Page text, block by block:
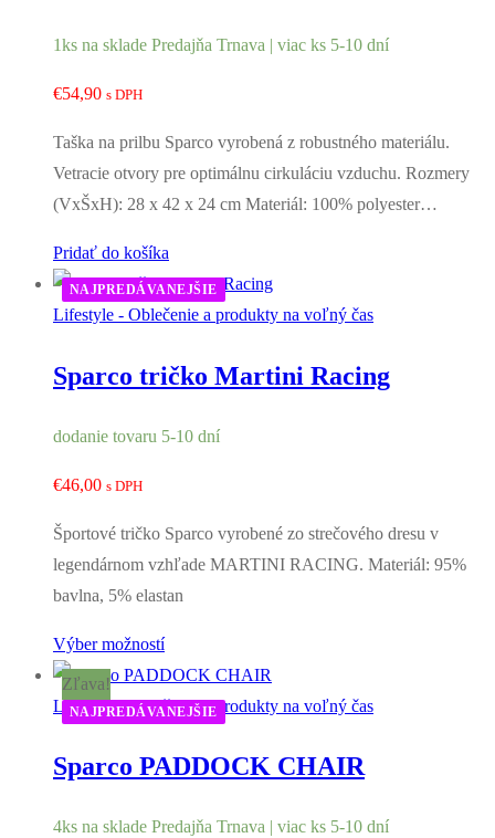
1ks na sklade Predajňa Trnava | viac ks 5-10 dní
€54,90 s DPH
Taška na prilbu Sparco vyrobená z robustného materiálu.
Vetracie otvory pre optimálnu cirkuláciu vzduchu. Rozmery
(VxŠxH): 28 x 42 x 24 cm Materiál: 100% polyester…
Pridať do košíka
Lifestyle - Oblečenie a produkty na voľný čas
NAJPREDÁVANEJŠIE
Sparco tričko Martini Racing
dodanie tovaru 5-10 dní
€46,00 s DPH
Športové tričko Sparco vyrobené zo strečového dresu v
legendárnom vzhľade MARTINI RACING. Materiál: 95%
bavlna, 5% elastan
Výber možností
Lifestyle - Oblečenie a produkty na voľný čas
Zľava!
NAJPREDÁVANEJŠIE
Sparco PADDOCK CHAIR
4ks na sklade Predajňa Trnava | viac ks 5-10 dní